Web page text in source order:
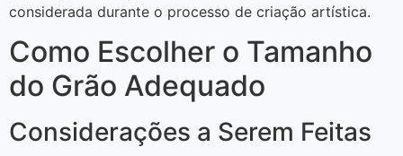
considerada durante o processo de criação artística.
Como Escolher o Tamanho
do Grão Adequado
Considerações a Serem Feitas